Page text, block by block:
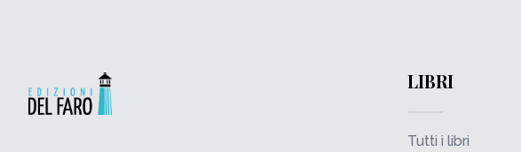
LIBRI
Tutti i libri